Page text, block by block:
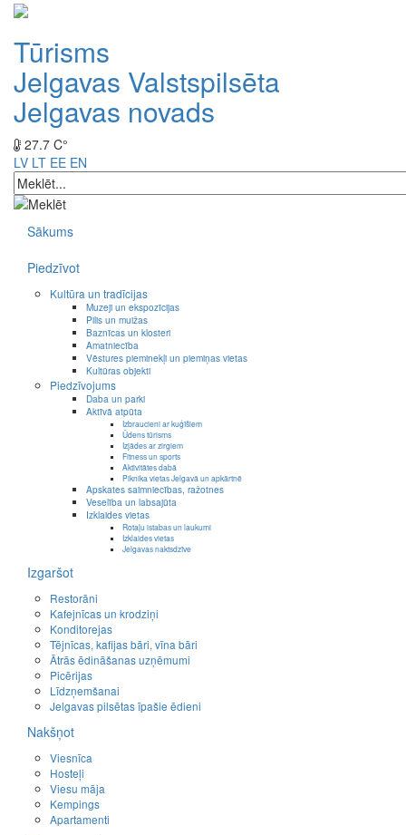
Tūrisms
Jelgavas Valstspilsēta
Jelgavas novads
27.7 C°
LV LT EE EN
Sākums
Piedzīvot
Kultūra un tradīcijas
Muzeji un ekspozīcijas
Pilis un muižas
Baznīcas un klosteri
Amatniecība
Vēstures pieminekļi un piemiņas vietas
Kultūras objekti
Piedzīvojums
Daba un parki
Aktīvā atpūta
Izbraucieni ar kuģīšiem
Ūdens tūrisms
Izjādes ar zirgiem
Fitness un sports
Aktivitātes dabā
Piknika vietas Jelgavā un apkārtnē
Apskates saimniecības, ražotnes
Veselība un labsajūta
Izklaides vietas
Rotaļu istabas un laukumi
Izklaides vietas
Jelgavas naktsdzīve
Izgaršot
Restorāni
Kafejnīcas un krodziņi
Konditorejas
Tējnīcas, kafijas bāri, vīna bāri
Ātrās ēdināšanas uzņēmumi
Picērijas
Līdzņemšanai
Jelgavas pilsētas īpašie ēdieni
Nakšņot
Viesnīca
Hosteļi
Viesu māja
Kempings
Apartamenti